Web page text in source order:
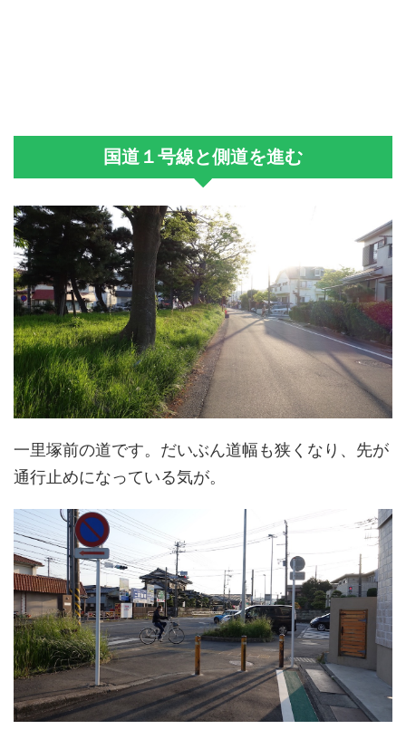
国道１号線と側道を進む
一里塚前の道です。だいぶん道幅も狭くなり、先が
通行止めになっている気が。